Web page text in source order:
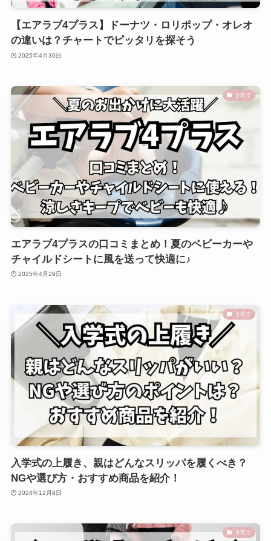
【エアラブ4プラス】ドーナツ・ロリポップ・オレオ
の違いは？チャートでピッタリを探そう
2025年4月30日
子育て
エアラブ4プラスの口コミまとめ！夏のベビーカーや
チャイルドシートに風を送って快適に♪
2025年4月29日
子育て
入学式の上履き、親はどんなスリッパを履くべき？
NGや選び方・おすすめ商品を紹介！
2024年12月9日
子育て